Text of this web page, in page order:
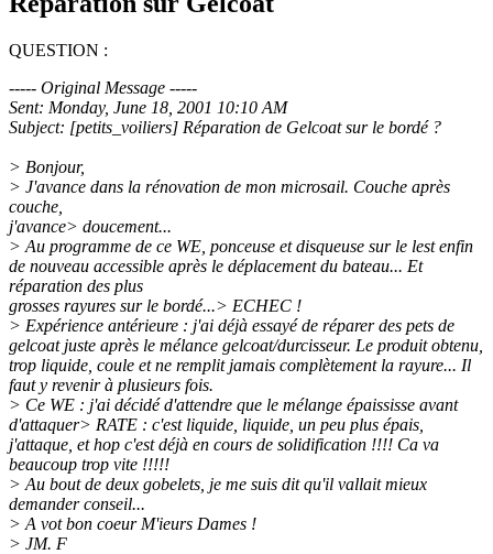
QUESTION :
----- Original Message -----
Sent: Monday, June 18, 2001 10:10 AM
Subject: [petits_voiliers] Réparation de Gelcoat sur le bordé ?
> Bonjour,
> J'avance dans la rénovation de mon microsail. Couche après
couche,
j'avance> doucement...
> Au programme de ce WE, ponceuse et disqueuse sur le lest enfin
de nouveau accessible après le déplacement du bateau... Et
réparation des plus
grosses rayures sur le bordé...> ECHEC !
> Expérience antérieure : j'ai déjà essayé de réparer des pets de
gelcoat juste après le mélance gelcoat/durcisseur. Le produit obtenu,
trop liquide, coule et ne remplit jamais complètement la rayure... Il
faut y revenir à plusieurs fois.
> Ce WE : j'ai décidé d'attendre que le mélange épaississe avant
d'attaquer> RATE : c'est liquide, liquide, un peu plus épais,
j'attaque, et hop c'est déjà en cours de solidification !!!! Ca va
beaucoup trop vite !!!!!
> Au bout de deux gobelets, je me suis dit qu'il vallait mieux
demander conseil...
> A vot bon coeur M'ieurs Dames !
> JM. F